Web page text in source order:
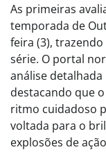
As primeiras
temporada de
feira (3),
série. O portal
análise
destacando que
ritmo cuidadoso
voltada para o
explosões de